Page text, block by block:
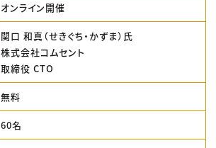
オンライン開催
関口 和真（せきぐち・かずま）氏
株式会社コムセント
取締役 CTO
無料
60名